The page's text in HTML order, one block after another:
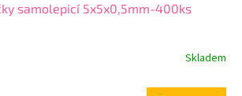
samolepicí 5x5x0,5mm-400ks
Skladem